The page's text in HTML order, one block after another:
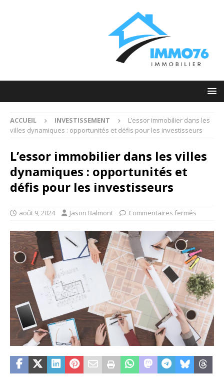
ACCUEIL INVESTISSEMENT
L’essor immobilier dans les
villes dynamiques : opportunités et défis pour les investisseurs
L’essor immobilier dans les villes
dynamiques : opportunités et
défis pour les investisseurs
août 9, 2024 Jason Balmont Commentaires fermés